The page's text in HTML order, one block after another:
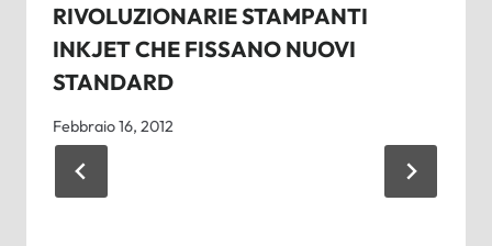
RIVOLUZIONARIE STAMPANTI
INKJET CHE FISSANO NUOVI
STANDARD
Febbraio 16, 2012